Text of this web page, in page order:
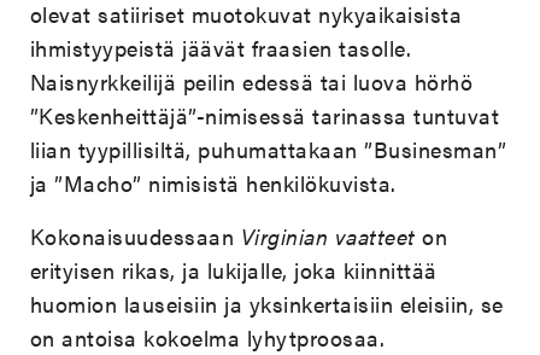
olevat satiiriset muotokuvat nykyaikaisista
ihmistyypeistä jäävät fraasien tasolle.
Naisnyrkkeilijä peilin edessä tai luova hörhö
”Keskenheittäjä”-nimisessä tarinassa tuntuvat
liian tyypillisiltä, puhumattakaan ”Businesman”
ja ”Macho” nimisistä henkilökuvista.
Kokonaisuudessaan Virginian vaatteet on
erityisen rikas, ja lukijalle, joka kiinnittää
huomion lauseisiin ja yksinkertaisiin eleisiin, se
on antoisa kokoelma lyhytproosaa.